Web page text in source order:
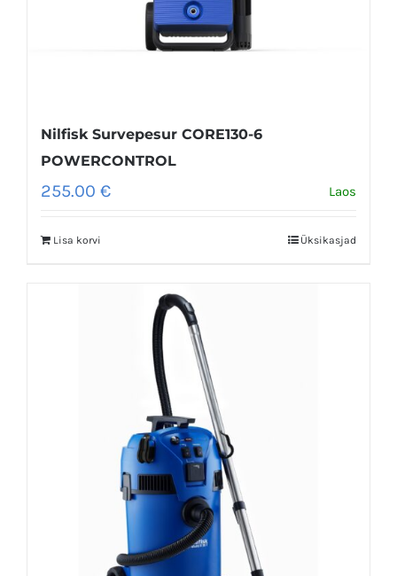
Nilfisk Survepesur CORE130-6
POWERCONTROL
255.00 € Laos
Lisa korvi Üksikasjad